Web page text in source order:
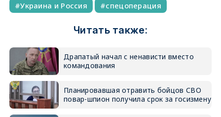
Украина и Россия спецоперация
Читать также:
Драпатый начал с ненависти вместо
командования
Планировавшая отравить бойцов СВО
повар-шпион получила срок за госизмену